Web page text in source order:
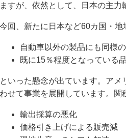
ますが、依然として、日本の主力
今回、新たに日本など60カ国・地
自動車以外の製品にも同様
既に15％程度となっている
といった懸念が出ています。ア
わせて事業を展開しています。関
輸出採算の悪化
価格引き上げによる販売減